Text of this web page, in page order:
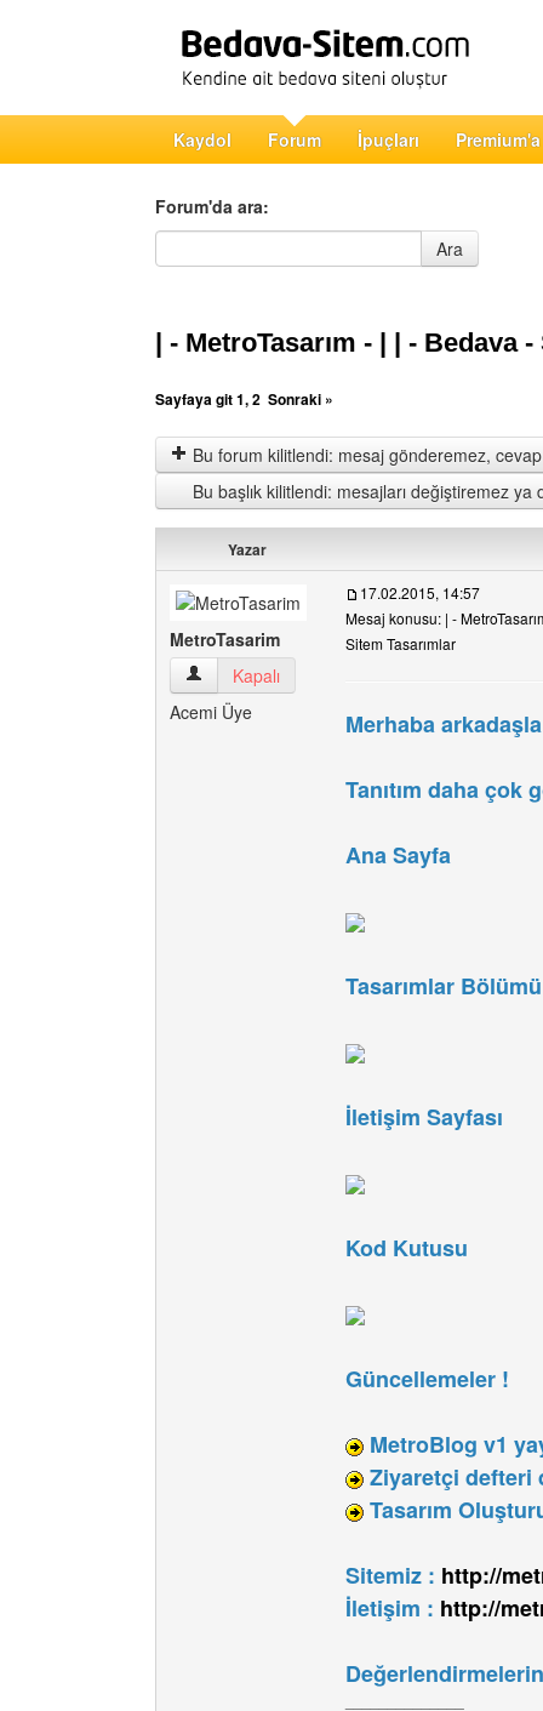
Kaydol Forum İpuçları
Forum'da ara:
Forum'da ara
Ara
| - MetroTasarım - | | - Bedava -
Sayfaya git1,2 Sonraki »
Bu forum kilitlendi: mesaj gönderemez,
Bu başlık kilitlendi: mesajları değiştiremez ya
Yazar
MetroTasarim
MetroTasarim Kullanıcının profilini görüntüle
Kapalı
Acemi Üye
17.02.2015, 14:57
Mesaj konusu: | -
Sitem Tasarımlar
Merhaba
Tanıtım daha çok
Ana Sayfa
Tasarımlar Bölümü
İletişim Sayfası
Kod Kutusu
Güncellemeler !
MetroBlog v1
Ziyaretçi defteri
Tasarım
Sitemiz : http://
İletişim : http://